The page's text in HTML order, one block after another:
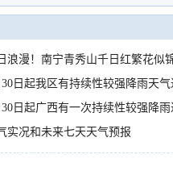
浪漫！南宁青秀山千日红繁花似
30日起我区有持续性较强降雨天
30日起广西有一次持续性较强降
实况和未来七天天气预报